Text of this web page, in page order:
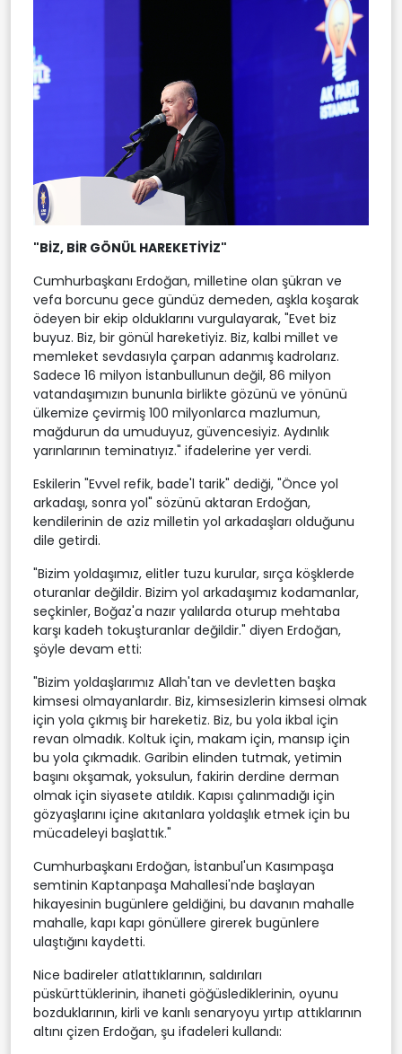
"BİZ, BİR GÖNÜL HAREKETİYİZ"
Cumhurbaşkanı Erdoğan, milletine olan şükran ve
vefa borcunu gece gündüz demeden, aşkla koşarak
ödeyen bir ekip olduklarını vurgulayarak, "Evet biz
buyuz. Biz, bir gönül hareketiyiz. Biz, kalbi millet ve
memleket sevdasıyla çarpan adanmış kadrolarız.
Sadece 16 milyon İstanbullunun değil, 86 milyon
vatandaşımızın bununla birlikte gözünü ve yönünü
ülkemize çevirmiş 100 milyonlarca mazlumun,
mağdurun da umuduyuz, güvencesiyiz. Aydınlık
yarınlarının teminatıyız." ifadelerine yer verdi.
Eskilerin "Evvel refik, bade'l tarik" dediği, "Önce yol
arkadaşı, sonra yol" sözünü aktaran Erdoğan,
kendilerinin de aziz milletin yol arkadaşları olduğunu
dile getirdi.
"Bizim yoldaşımız, elitler tuzu kurular, sırça köşklerde
oturanlar değildir. Bizim yol arkadaşımız kodamanlar,
seçkinler, Boğaz'a nazır yalılarda oturup mehtaba
karşı kadeh tokuşturanlar değildir." diyen Erdoğan,
şöyle devam etti:
"Bizim yoldaşlarımız Allah'tan ve devletten başka
kimsesi olmayanlardır. Biz, kimsesizlerin kimsesi olmak
için yola çıkmış bir hareketiz. Biz, bu yola ikbal için
revan olmadık. Koltuk için, makam için, mansıp için
bu yola çıkmadık. Garibin elinden tutmak, yetimin
başını okşamak, yoksulun, fakirin derdine derman
olmak için siyasete atıldık. Kapısı çalınmadığı için
gözyaşlarını içine akıtanlara yoldaşlık etmek için bu
mücadeleyi başlattık."
Cumhurbaşkanı Erdoğan, İstanbul'un Kasımpaşa
semtinin Kaptanpaşa Mahallesi'nde başlayan
hikayesinin bugünlere geldiğini, bu davanın mahalle
mahalle, kapı kapı gönüllere girerek bugünlere
ulaştığını kaydetti.
Nice badireler atlattıklarının, saldırıları
püskürttüklerinin, ihaneti göğüslediklerinin, oyunu
bozduklarının, kirli ve kanlı senaryoyu yırtıp attıklarının
altını çizen Erdoğan, şu ifadeleri kullandı: